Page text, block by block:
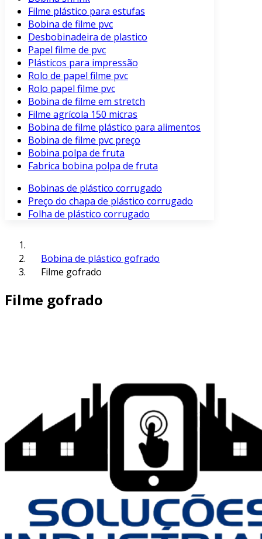
Filme plástico para estufas
Bobina de filme pvc
Desbobinadeira de plastico
Papel filme de pvc
Plásticos para impressão
Rolo de papel filme pvc
Rolo papel filme pvc
Bobina de filme em stretch
Filme agrícola 150 micras
Bobina de filme plástico para alimentos
Bobina de filme pvc preço
Bobina polpa de fruta
Fabrica bobina polpa de fruta
Bobinas de plástico corrugado
Preço do chapa de plástico corrugado
Folha de plástico corrugado
Bobina de plástico gofrado
Filme gofrado
Filme gofrado